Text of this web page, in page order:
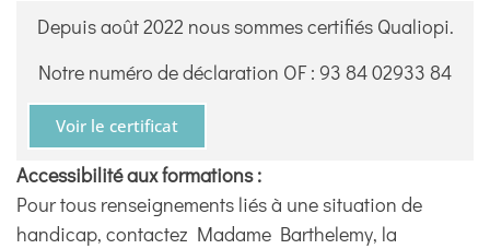
Depuis août 2022 nous sommes certifiés Qualiopi.
Notre numéro de déclaration OF : 93 84 02933 84
Voir le certificat
Accessibilité aux formations :
Pour tous renseignements liés à une situation de
handicap, contactez Madame Barthelemy, la